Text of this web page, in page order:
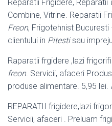
Reparatii Frigidere, Reparatii
Combine, Vitrine. Reparatii
Freon, Frigotehnist
clientului in Pitestisau
Raparatii frgidere ,lazi
freon. Servicii, afaceri
produse alimentare. 5,95 lei.
REPARATII frigidere,lazi
Servicii, afaceri . Preluam